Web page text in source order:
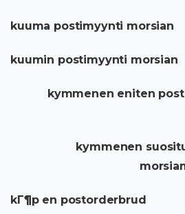
kuuma postimyynti morsian
kuumin postimyynti morsian
kymmenen eniten
kymmenen
kГ¶p en postorderbrud